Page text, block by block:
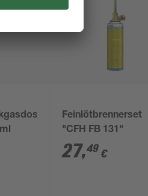
Feinlötbrennerset
"CFH FB 131"
27,49 €